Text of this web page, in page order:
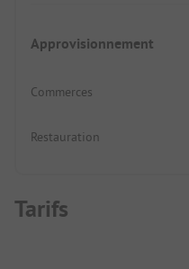
Approvisionnement
Commerces
Restauration
Tarifs